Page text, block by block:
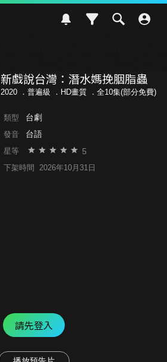
新戲說台灣：潛水媽挽胭脂蟲
2020 ． 普遍級 ．HD畫質 ．全10集(部分免費)
類型 台劇
發音 台語
星等 5
下架時間 2026年10月31日
請先登入